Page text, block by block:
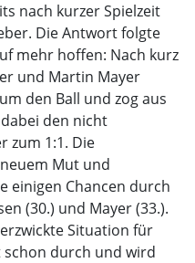
nach kurzer Spielzeit
Die Antwort folgte
mehr hoffen: Nach kurz
und Martin Mayer
den Ball und zog aus
den nicht
zum 1:1. Die
Mut und
einigen Chancen durch
(30.) und Mayer (33.).
Situation für
schon durch und wird